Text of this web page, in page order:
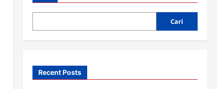
Cari
Recent Posts